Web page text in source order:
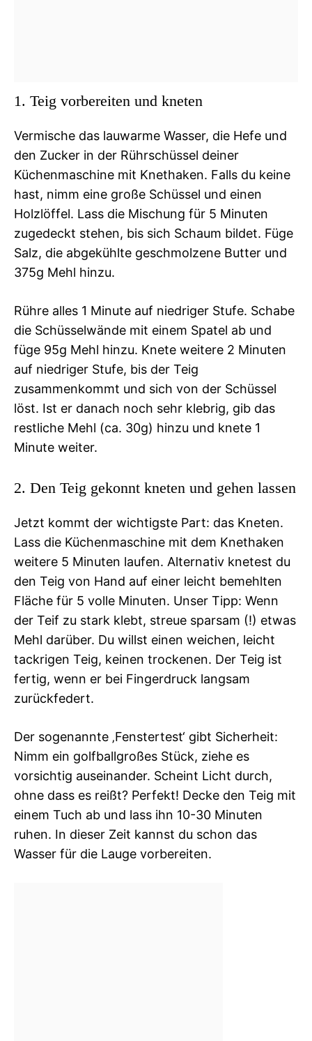
1. Teig vorbereiten und kneten
Vermische das lauwarme Wasser, die Hefe und
den Zucker in der Rührschüssel deiner
Küchenmaschine mit Knethaken. Falls du keine
hast, nimm eine große Schüssel und einen
Holzlöffel. Lass die Mischung für 5 Minuten
zugedeckt stehen, bis sich Schaum bildet. Füge
Salz, die abgekühlte geschmolzene Butter und
375g Mehl hinzu.
Rühre alles 1 Minute auf niedriger Stufe. Schabe
die Schüsselwände mit einem Spatel ab und
füge 95g Mehl hinzu. Knete weitere 2 Minuten
auf niedriger Stufe, bis der Teig
zusammenkommt und sich von der Schüssel
löst. Ist er danach noch sehr klebrig, gib das
restliche Mehl (ca. 30g) hinzu und knete 1
Minute weiter.
2. Den Teig gekonnt kneten und gehen lassen
Jetzt kommt der wichtigste Part: das Kneten.
Lass die Küchenmaschine mit dem Knethaken
weitere 5 Minuten laufen. Alternativ knetest du
den Teig von Hand auf einer leicht bemehlten
Fläche für 5 volle Minuten. Unser Tipp: Wenn
der Teif zu stark klebt, streue sparsam (!) etwas
Mehl darüber. Du willst einen weichen, leicht
tackrigen Teig, keinen trockenen. Der Teig ist
fertig, wenn er bei Fingerdruck langsam
zurückfedert.
Der sogenannte ‚Fenstertest‘ gibt Sicherheit:
Nimm ein golfballgroßes Stück, ziehe es
vorsichtig auseinander. Scheint Licht durch,
ohne dass es reißt? Perfekt! Decke den Teig mit
einem Tuch ab und lass ihn 10-30 Minuten
ruhen. In dieser Zeit kannst du schon das
Wasser für die Lauge vorbereiten.